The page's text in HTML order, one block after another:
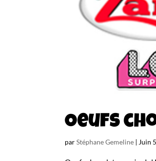
Oeufs
parStéphane Gemeline | Juin